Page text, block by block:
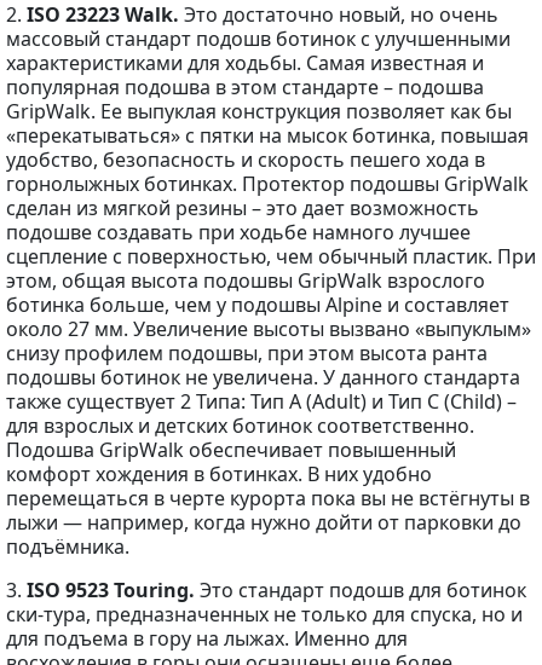
2. ISO 23223 Walk. Это достаточно новый, но очень
массовый стандарт подошв ботинок с улучшенными
характеристиками для ходьбы. Самая известная и
популярная подошва в этом стандарте – подошва
GripWalk. Ее выпуклая конструкция позволяет как бы
«перекатываться» с пятки на мысок ботинка, повышая
удобство, безопасность и скорость пешего хода в
горнолыжных ботинках. Протектор подошвы GripWalk
сделан из мягкой резины – это дает возможность
подошве создавать при ходьбе намного лучшее
сцепление с поверхностью, чем обычный пластик. При
этом, общая высота подошвы GripWalk взрослого
ботинка больше, чем у подошвы Alpine и составляет
около 27 мм. Увеличение высоты вызвано «выпуклым»
снизу профилем подошвы, при этом высота ранта
подошвы ботинок не увеличена. У данного стандарта
также существует 2 Типа: Тип A (Adult) и Тип С (Child) –
для взрослых и детских ботинок соответственно.
Подошва GripWalk обеспечивает повышенный
комфорт хождения в ботинках. В них удобно
перемещаться в черте курорта пока вы не встёгнуты в
лыжи — например, когда нужно дойти от парковки до
подъёмника.
3. ISO 9523 Touring. Это стандарт подошв для ботинок
ски-тура, предназначенных не только для спуска, но и
для подъема в гору на лыжах. Именно для